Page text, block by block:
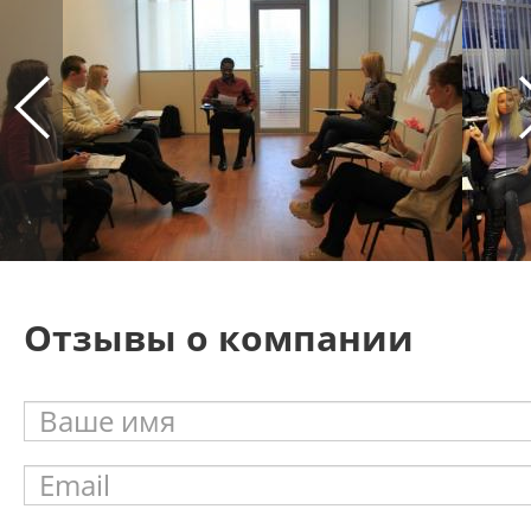
Отзывы о компании